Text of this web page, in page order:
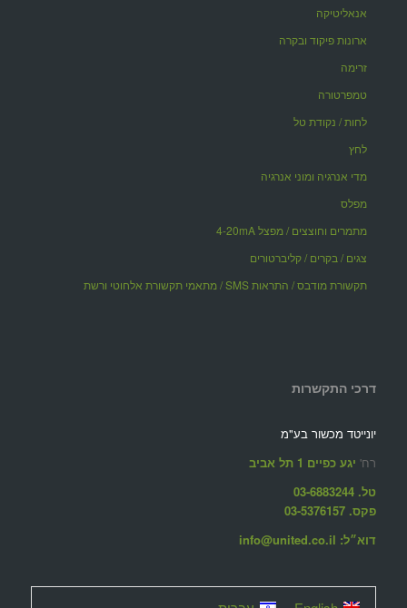
אנאליטיקה
ארונות פיקוד ובקרה
זרימה
טמפרטורה
לחות / נקודת טל
לחץ
מדי אנרגיה ומוני אנרגיה
מפלס
מתמרים וחוצצים / מפצל 4-20mA
צגים / בקרים / קליברטורים
תקשורת מודבס / התראות SMS / מתאמי תקשורת אלחוטי ורשת
דרכי התקשרות
יונייטד מכשור בע"מ
רח' יגע כפיים 1 תל אביב
טל. 03-6883244
פקס. 03-5376157
דוא״ל: info@united.co.il